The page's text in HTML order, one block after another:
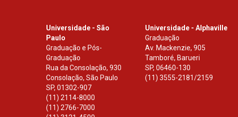
Universidade - São
Paulo
Graduação e Pós-
Graduação
Rua da Consolação, 930
Consolação, São Paulo
SP, 01302-907
(11) 2114-8000
(11) 2766-7000
Universidade - Alphaville
Graduação
Av. Mackenzie, 905
Tamboré, Barueri
SP,06460-130
(11) 3555-2181/2159